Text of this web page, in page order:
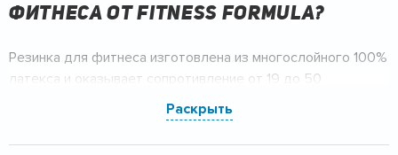
фитнеса от FITNESS FORMULA?
Резинка для фитнеса изготовлена из многослойного 100%
латекса и оказывает сопротивление от 19 до 50
килограмм. При этом она имеет невероятно компактные
размеры и малый вес. Резинка с легкостью заменит вам
дополнительные гири и переведен ваши тренировки на
Раскрыть